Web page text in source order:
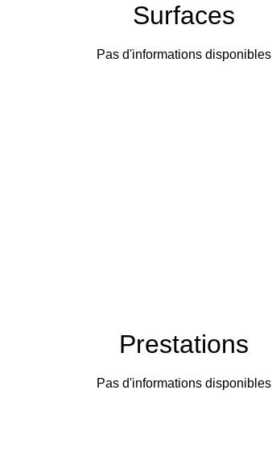
Surfaces
Pas d'informations disponibles
Prestations
Pas d'informations disponibles